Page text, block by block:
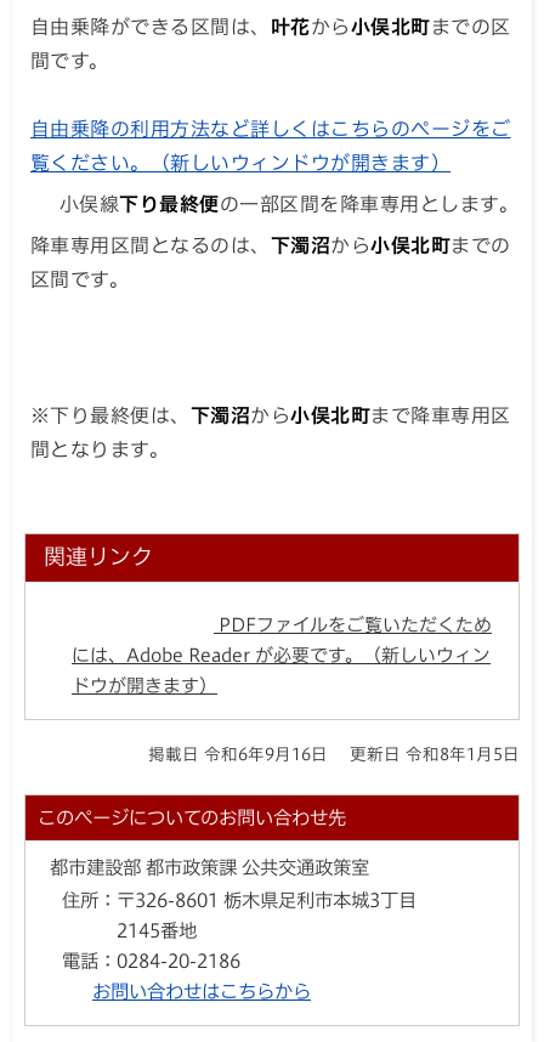
自由乗降ができる区間は、 叶花から小俣北町までの区
間です。
自由乗降の利用方法など詳しくはこちらのページをご
覧ください。（新しいウィンドウが開きます）
小俣線下り最終便の一部区間を降車専用とします。
降車専用区間となるのは、 下濁沼から小俣北町までの
区間です。
※下り最終便は、 下濁沼から小俣北町まで降車専用区
間となります。
関連リンク
PDFファイルをご覧いただくため
には、Adobe Reader が必要です。（新しいウィン
ドウが開きます）
掲載日 令和6年9月16日 更新日 令和8年1月5日
このページについてのお問い合わせ先
都市建設部 都市政策課 公共交通政策室
住所： 〒326-8601 栃木県足利市本城3丁目
2145番地
電話： 0284-20-2186
お問い合わせはこちらから